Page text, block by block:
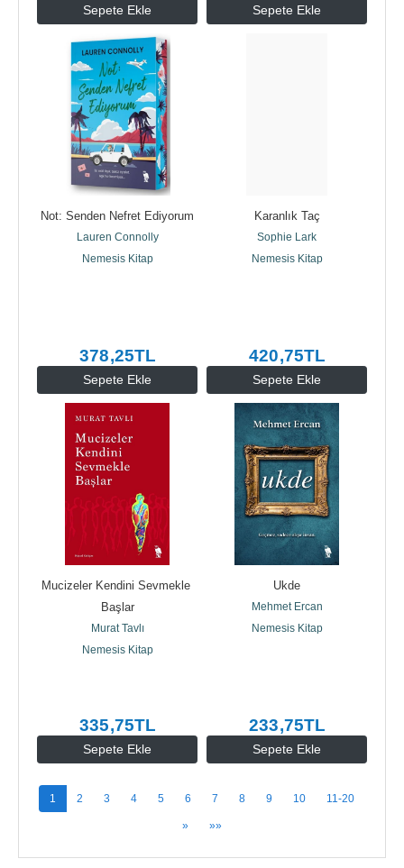
Sepete Ekle Sepete Ekle
Sepete Ekle
Not: Senden Nefret Ediyorum
Lauren Connolly
Nemesis Kitap
378,25TL
Sepete Ekle
Karanlık Taç
Sophie Lark
Nemesis Kitap
420,75TL
Sepete Ekle
Mucizeler Kendini Sevmekle
Başlar
Murat Tavlı
Nemesis Kitap
335,75TL
Sepete Ekle
Ukde
Mehmet Ercan
Nemesis Kitap
233,75TL
1 2 3 4 5 6 7 8 9 10 11-20
» »»